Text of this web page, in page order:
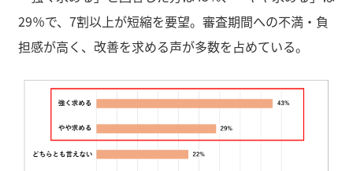
29％で、7割以上が短縮を要望。審査期間への不満・負
担感が高く、改善を求める声が多数を占めている。